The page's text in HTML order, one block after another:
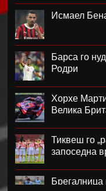
Исмаел
Барса го
Родри
Хорхе
Велика
Тиквеш го
запоседна
Брегалница